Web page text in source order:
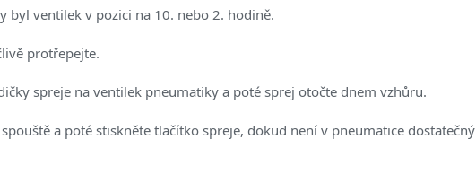
byl ventilek v pozici na 10. nebo 2. hodině.
protřepejte.
spreje na ventilek pneumatiky a poté sprej otočte dnem vzhůru.
a poté stiskněte tlačítko spreje, dokud není v pneumatice dostatečný